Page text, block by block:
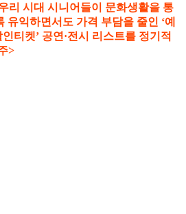
리 시대 시니어들이 문화생활을 통
유익하면서도 가격 부담을 줄인 ‘예
티켓’ 공연·전시 리스트를 정기적
>